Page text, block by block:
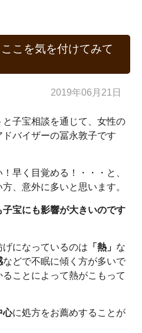
こを気を付けてみて
2019年06月21日
子宝相談を通じて、女性の
バイザーの冨永敦子です
早く目覚める！・・・と、
、意外に多いと思います。
宝にも影響が大きいのです
になっているのは 「熱」 な
などで不眠に傾く方が多いで
ことによって熱がこもって
心に処方をお薦めすることが